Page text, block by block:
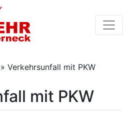
» Verkehrsunfall mit PKW
mit PKW